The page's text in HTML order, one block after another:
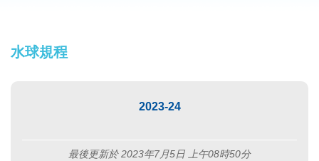
水球規程
2023-24
最後更新於 2023年7月5日 上午08時50分